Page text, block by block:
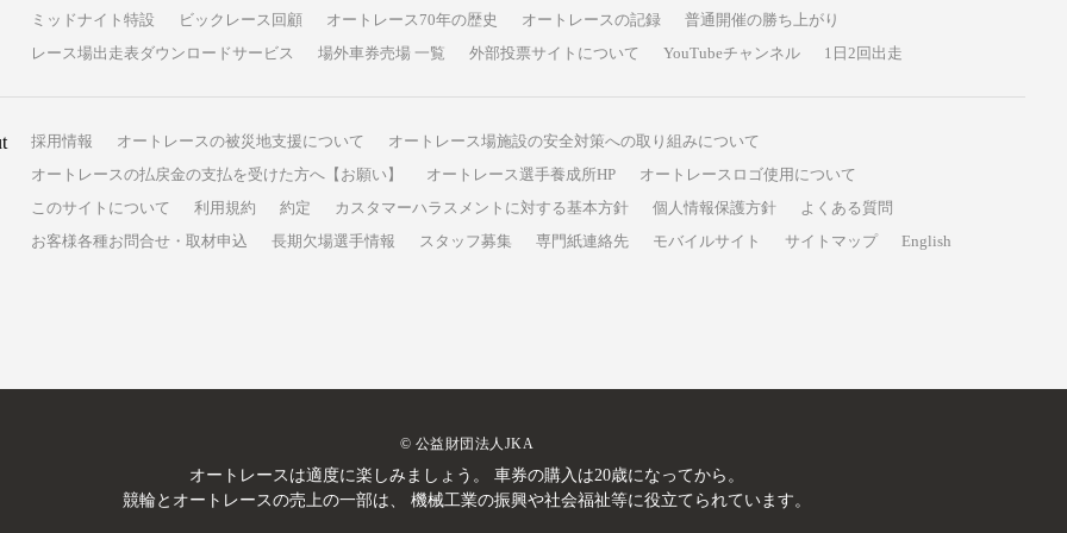
ミッドナイト特設 ビックレース回顧 オートレース70年の歴史 オートレースの記録
普通開催の勝ち上がり
レース場出走表ダウンロードサービス
場外車券売場 一覧 外部投票サイトについて YouTubeチャンネル 1日2回出走
採用情報 オートレースの被災地支援について
オートレース場施設の安全対策への取り組みについて
オートレースの払戻金の支払を受けた方へ【お願い】
オートレース選手養成所HP
オートレースロゴ使用について
このサイトについて
利用規約 約定 カスタマーハラスメントに対する基本方針 個人情報保護方針
よくある質問
お客様各種お問合せ・取材申込
長期欠場選手情報 スタッフ募集 専門紙連絡先 モバイルサイト サイトマップ English
© 公益財団法人JKA
オートレースは適度に楽しみましょう。
車券の購入は20歳になってから。
競輪とオートレースの売上の一部は、
機械工業の振興や社会福祉等に役立てられています。